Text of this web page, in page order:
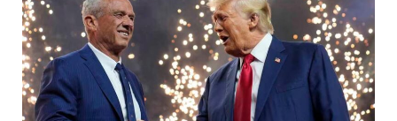
バ
ー
ト・
F・
ケ